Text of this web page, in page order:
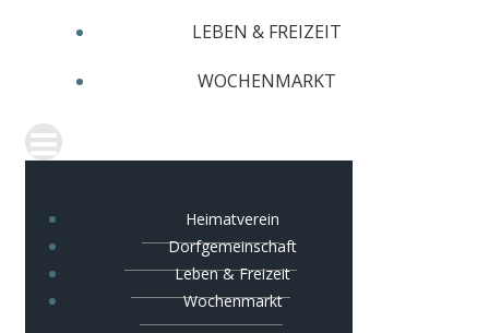
LEBEN & FREIZEIT
WOCHENMARKT
Heimatverein
Dorfgemeinschaft
Leben & Freizeit
Wochenmarkt